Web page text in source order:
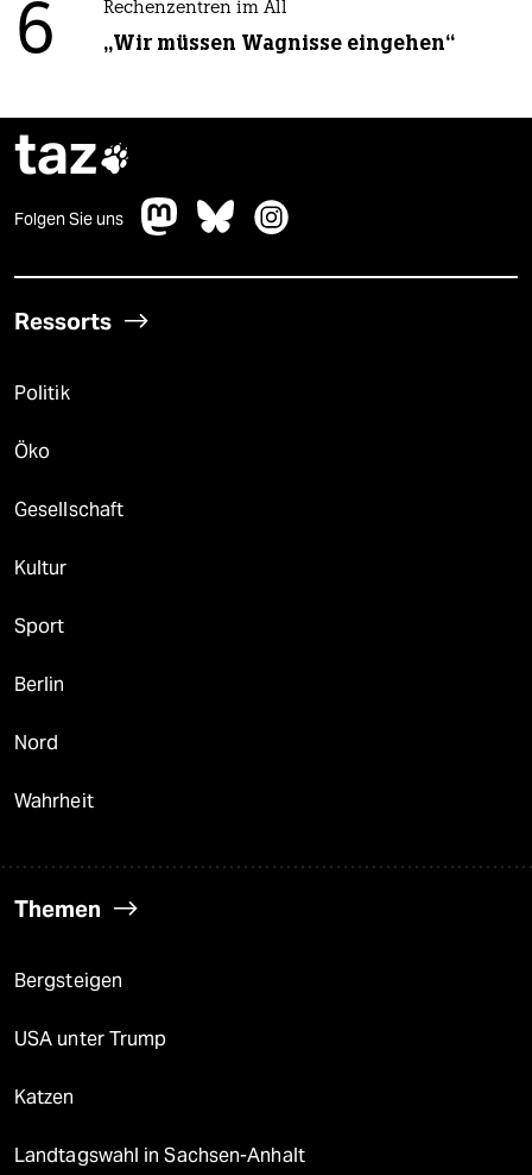
6 Rechenzentren im All
„Wir müssen Wagnisse eingehen“
taz
Folgen Sie uns
Ressorts
Politik
Öko
Gesellschaft
Kultur
Sport
Berlin
Nord
Wahrheit
Themen
Bergsteigen
USA unter Trump
Katzen
Landtagswahl in Sachsen-Anhalt